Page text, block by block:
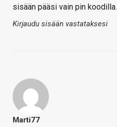
sisään pääsi vain pin koodilla.
Kirjaudu sisään vastataksesi
Marti77